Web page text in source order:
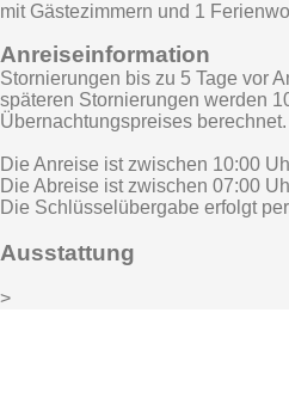
mit Gästezimmern und 1
Anreiseinformation
Stornierungen bis zu 5 Tage vor
späteren Stornierungen werden
Übernachtungspreises berechnet.
Die Anreise ist zwischen 10:00
Die Abreise ist zwischen 07:00
Die Schlüsselübergabe erfolgt
Ausstattung
>